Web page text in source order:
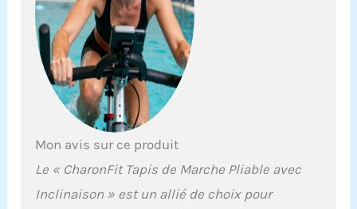
Mon avis sur ce produit
Le « CharonFit Tapis de Marche Pliable avec
Inclinaison » est un allié de choix pour